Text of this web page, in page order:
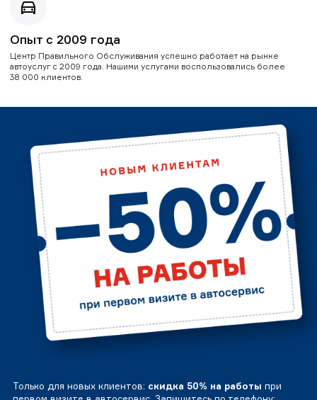
Опыт с 2009 года
Центр Правильного Обслуживания успешно работает на рынке
автоуслуг с 2009 года. Нашими услугами воспользовались более
38 000 клиентов.
Только для новых клиентов: скидка 50% на работы при